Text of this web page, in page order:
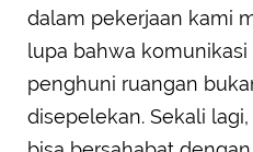
dalam pekerjaan kami
lupa bahwa
penghuni ruangan
disepelekan. Sekali